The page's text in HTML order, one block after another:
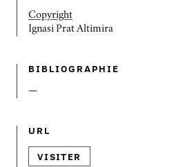
Copyright
Ignasi Prat Altimira
BIBLIOGRAPHIE
—
URL
VISITER